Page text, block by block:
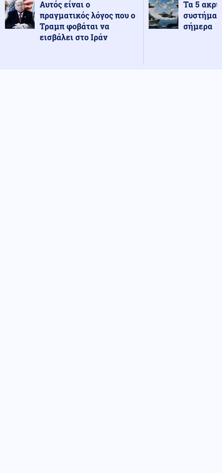
Αυτός είναι ο
πραγματικός λόγος που ο
Τραμπ φοβάται να
εισβάλει στο Ιράν
Τα 5
σήμερα